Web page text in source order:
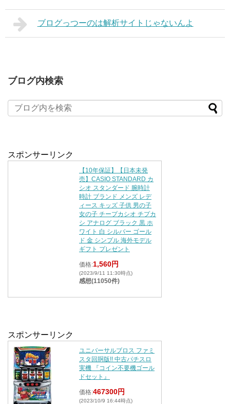
ブログっつーのは解析サイトじゃないんよ
ブログ内検索
スポンサーリンク
【10年保証】【日本未発
売】CASIO STANDARD カ
シオ スタンダード 腕時計
時計 ブランド メンズ レデ
ィース キッズ 子供 男の子
女の子 チープカシオ チプカ
シ アナログ ブラック 黒 ホ
ワイト 白 シルバー ゴール
ド 金 シンプル 海外モデル
ギフト プレゼント
価格:1,560円
(2023/9/11 11:30時点)
感想(11050件)
スポンサーリンク
ユニバーサルブロス ファミ
スタ回胴版!! 中古パチスロ
実機 『コイン不要機ゴール
ドセット』
価格:467300円
(2023/10/9 16:44時点)